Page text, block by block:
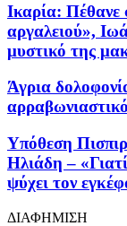
Ικαρία: Πέθανε
αργαλειού»,
μυστικό της
Άγρια
Υπόθεση
Ηλιάδη –
ψύχει τον
ΔΙΑΦΗΜΙΣΗ